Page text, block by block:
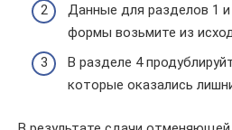
Данные для разделов 1
формы возьмите из
В разделе 4
которые оказались